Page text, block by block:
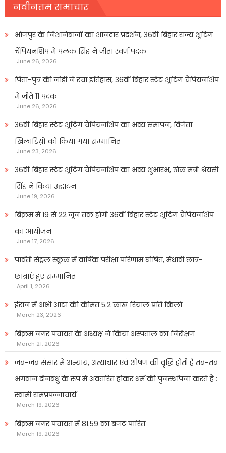
नवीनतम समाचार
भोजपुर के निशानेबाजों का शानदार प्रदर्शन, 36वीं बिहार राज्य शूटिंग
चैंपियनशिप में पलक सिंह ने जीता स्वर्ण पदक
June 26, 2026
पिता-पुत्र की जोड़ी ने रचा इतिहास, 36वीं बिहार स्टेट शूटिंग चैंपियनशिप
में जीते 11 पदक
June 26, 2026
36वीं बिहार स्टेट शूटिंग चैंपियनशिप का भव्य समापन, विजेता
खिलाडिय़ों को किया गया सम्मानित
June 23, 2026
36वीं बिहार स्टेट शूटिंग चैंपियनशिप का भव्य शुभारंभ, खेल मंत्री श्रेयसी
सिंह ने किया उद्घाटन
June 19, 2026
बिक्रम में 19 से 22 जून तक होगी 36वीं बिहार स्टेट शूटिंग चैंपियनशिप
का आयोजन
June 17, 2026
पार्वती सेंट्रल स्कूल में वार्षिक परीक्षा परिणाम घोषित, मेधावी छात्र-
छात्राएं हुए सम्मानित
April 1, 2026
ईरान में अभी आटा की कीमत 5.2 लाख रियाल प्रति किलो
March 23, 2026
बिक्रम नगर पंचायत के अध्यक्ष ने किया अस्पताल का निरीक्षण
March 21, 2026
जब-जब संसार में अन्याय, अत्याचार एवं शोषण की वृद्धि होती है तब-तब
भगवान दीनबंधु के रूप में अवतरित होकर धर्म की पुनर्स्थापना करते हैं :
स्वामी रामप्रपन्नाचार्य
March 19, 2026
बिक्रम नगर पंचायत में 81.59 का बजट पारित
March 19, 2026